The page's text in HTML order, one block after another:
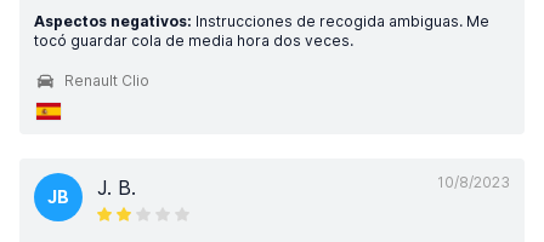
Aspectos negativos: Instrucciones de recogida ambiguas. Me
tocó guardar cola de media hora dos veces.
Renault Clio
10/8/2023
JB J. B.